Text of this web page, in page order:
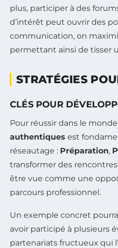
plus, participer à des
d’intérêt peut ouvrir des
communication, on
permettant ainsi de tisser
STRATÉGIES
CLÉS POUR
Pour réussir dans le
authentiques est
réseautage : Préparation,
transformer des
être vue comme une
parcours professionnel.
Un exemple concret
avoir participé à plusieurs
partenariats fructueux qui